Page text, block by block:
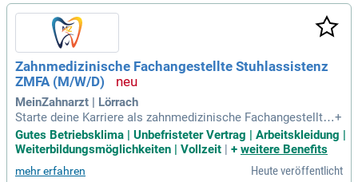
isten. Deine Zuverlässigkeit und Verantwortungsbewusstsei
n machen dich zu einer wertvollen Unterstützung. Starke De
utschkenntnisse und Kommunikationsfähigkeiten sind esse
ntiell, um effektive Interaktionen mit Patienten und Kollegen
sicherzustellen.
Zahnmedizinische Fachangestellte Stuhlassistenz
ZMFA (M/W/D)
MeinZahnarzt | Lörrach
Starte deine Karriere als zahnmedizinische Fachangestellte
in einer modernen Praxis! Nutze deine Erfahrung in der Beha
ndlungsassistenz und profitiere idealerweise von Kenntniss
und zuverlässige Arbeitsweise garantiert einen reibungslose
+
Gutes Betriebsklima | Unbefristeter Vertrag | Arbeitskleidung |
Weiterbildungsmöglichkeiten | Vollzeit
+ weitere Benefits
mehr erfahren Heute veröffentlicht